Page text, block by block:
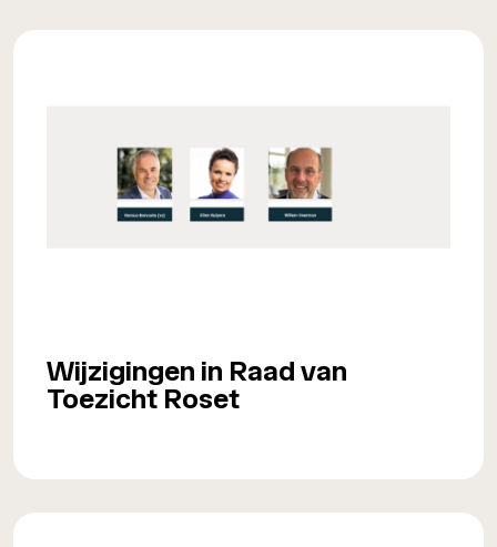
Wijzigingen in Raad van
Toezicht Roset